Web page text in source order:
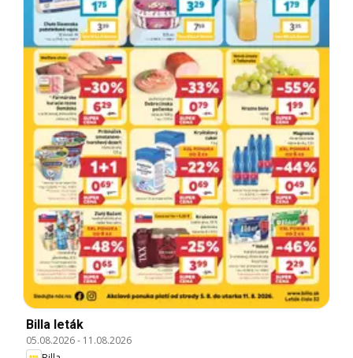
Billa leták
05.08.2026- 11.08.2026